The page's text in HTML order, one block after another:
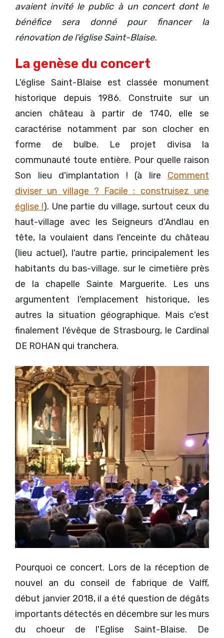
avaient invité le public à un concert dont le
bénéfice sera donné pour financer la
rénovation de l’église Saint-Blaise.
La genèse du concert
L'église Saint-Blaise est classée monument
historique depuis 1986. Construite sur un
ancien château à partir de 1740, elle se
caractérise notamment par son clocher en
forme de bulbe. Le projet divisa la
communauté toute entière. Pour quelle raison
Son lieu d'implantation ! (à lire Comment
diviser un village ? Facile : construisez une
église !). Une partie du village, surtout ceux du
haut-village avec les Seigneurs d'Andlau en
tête, la voulaient dans l'enceinte du château
(lieu actuel), l'autre partie, principalement les
habitants du bas-village. sur le cimetière près
de la chapelle Sainte Marguerite. Les uns
argumentent l'emplacement historique, les
autres la situation géographique. Mais c'est
finalement l'évêque de Strasbourg, le Cardinal
DE ROHAN qui tranchera.
Pourquoi ce concert. Lors de la réception de
nouvel an du conseil de fabrique de Valff,
début janvier 2018, il a été question de dégâts
importants détectés en décembre sur les murs
du choeur de l'Eglise Saint-Blaise. De